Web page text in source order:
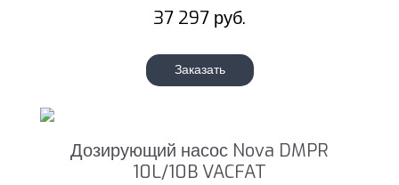
37 297 руб.
Заказать
Дозирующий насос Nova DMPR
10L/10B VACFAT